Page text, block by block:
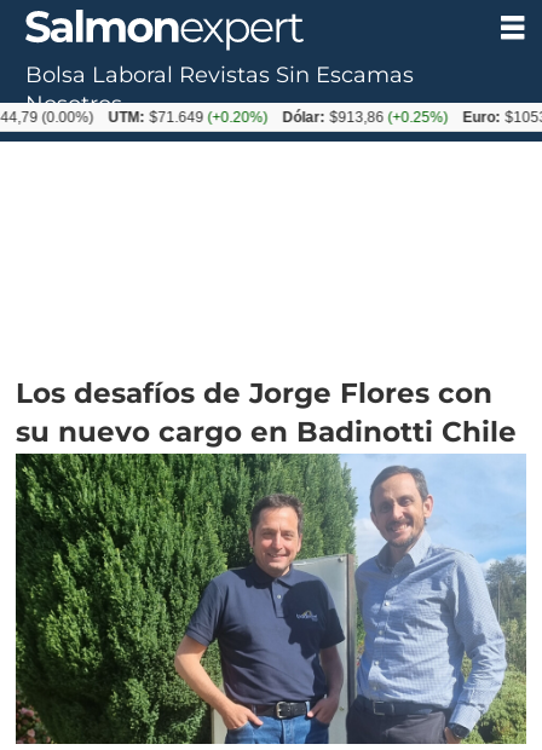
Los desafíos de Jorge Flores con
su nuevo cargo en Badinotti Chile
Bolsa Laboral Revistas Sin Escamas
Nosotros
UTM: $71.649(+0.20%) Dólar: $913,86(+0.25%) Euro: $1053,08(-